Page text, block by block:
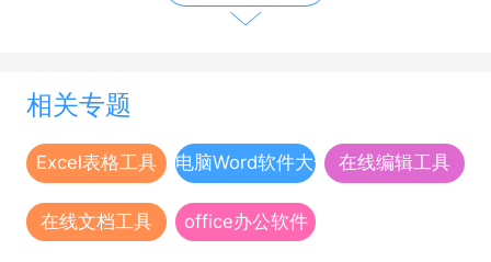
相关专题
Excel表格工具 电脑Word软件大全 在线编辑工具
在线文档工具 office办公软件